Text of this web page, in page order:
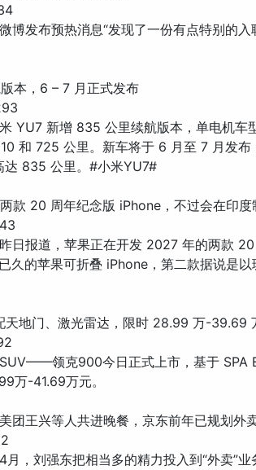
博发布预热消息“发现了一份有点特别的入
本，6 – 7 月正式发布
YU7 新增 835 公里续航版本，单电机车
和 725 公里。新车将于 6 月至 7 月发布
达 835 公里。#小米YU7#
款 20 周年纪念版 iPhone，不过会在印度
日报道，苹果正在开发 2027 年的两款
久的苹果可折叠 iPhone，第二款据说是以
地门、激光雷达，限时 28.99 万-39.69
领克900今日正式上市，基于 SPA
万-41.69万元。
团王兴等人共进晚餐，京东前年已规划外
，刘强东把相当多的精力投入到“外卖”业